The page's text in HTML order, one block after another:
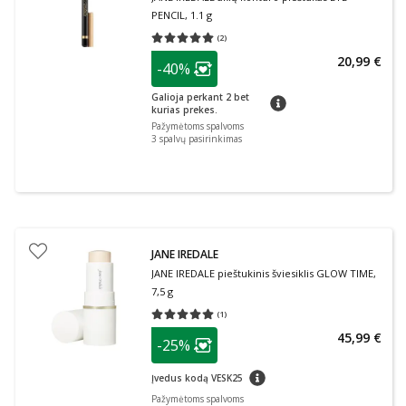
PENCIL, 1.1 g
(2)
Vidutinis įvertinimas 5.00
patarimas
Lojalumo klubo narių nuolaida
-40%
Galioja perkant 2 bet
kurias prekes.
patarimas
20,99 €
Pažymėtoms spalvoms
3 spalvų pasirinkimas
JANE IREDALE
JANE IREDALE pieštukinis šviesiklis GLOW TIME,
7,5 g
(1)
Vidutinis įvertinimas 5.00
patarimas
Lojalumo klubo narių nuolaida
-25%
Įvedus kodą VESK25 patarimas
45,99 €
Pažymėtoms spalvoms